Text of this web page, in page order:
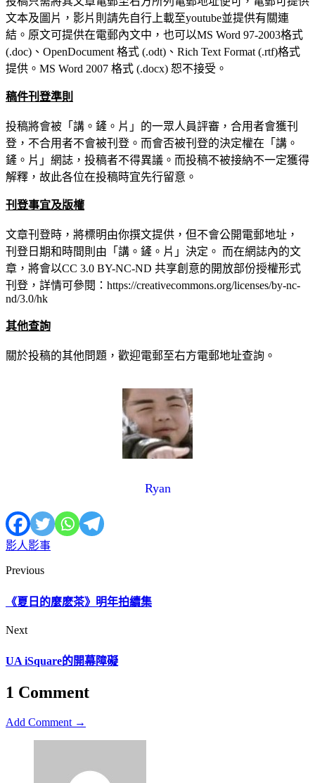
文本及圖片，影片則請先自行上載至youtube並提供有關連
結。原文可提供在電郵內文中，也可以MS Word 97-2003格式
(.doc)、OpenDocument 格式 (.odt)、Rich Text Format (.rtf)格式
提供。MS Word 2007 格式 (.docx) 恕不接受。
稿件刊登準則
投稿將會被「講。鏟。片」的一眾人員評審，合用者會獲刊
登，不合用者不會被刊登。而會否被刊登的決定權在「講。
鏟。片」網誌，投稿者不得異議。而投稿不被接納不一定獲得
解釋，故此各位在投稿時宜先行留意。
刊登事宜及版權
文章刊登時，將標明由你撰文提供，但不會公開電郵地址，
刊登日期和時間則由「講。鏟。片」決定。 而在網誌內的文
章，將會以CC 3.0 BY-NC-ND 共享創意的開放部份授權形式
刊登，詳情可參閱：https://creativecommons.org/licenses/by-nc-
nd/3.0/hk
其他查詢
關於投稿的其他問題，歡迎電郵至右方電郵地址查詢。
Ryan
影人影事
Previous
《夏日的麼麽茶》明年拍續集
Next
UA iSquare的開幕障礙
1 Comment
Add Comment →